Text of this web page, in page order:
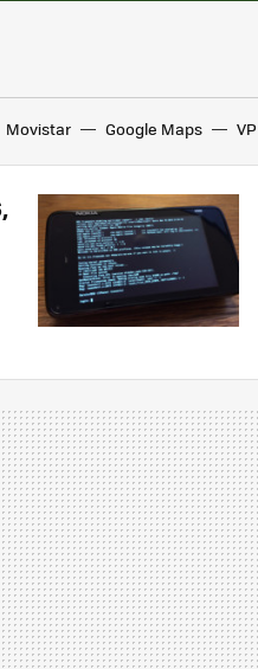
Movistar Google Maps